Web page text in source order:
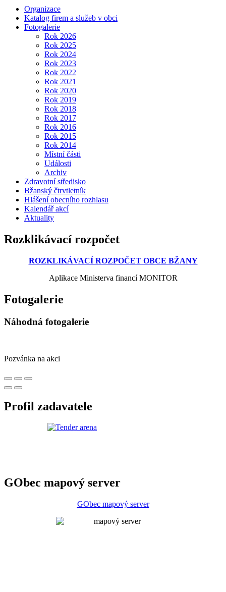
Organizace
Katalog firem a služeb v obci
Fotogalerie
Rok 2026
Rok 2025
Rok 2024
Rok 2023
Rok 2022
Rok 2021
Rok 2020
Rok 2019
Rok 2018
Rok 2017
Rok 2016
Rok 2015
Rok 2014
Místní části
Události
Archiv
Zdravotní středisko
Bžanský čtrvtletník
Hlášení obecního rozhlasu
Kalendář akcí
Aktuality
Rozklikávací rozpočet
ROZKLIKÁVACÍ ROZPOČET OBCE BŽANY
Aplikace Ministerva financí MONITOR
Fotogalerie
Náhodná fotogalerie
Pozvánka na akci
Profil zadavatele
GObec mapový server
GObec mapový server